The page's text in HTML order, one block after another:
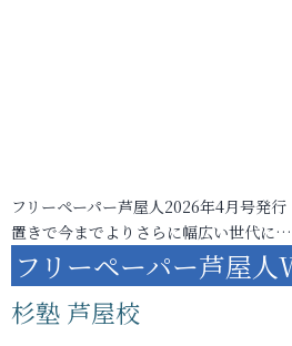
フリーペーパー芦屋人2026年4月号発
置きで今までよりさらに幅広い世代に…
フリーペーパー芦屋人
杉塾 芦屋校